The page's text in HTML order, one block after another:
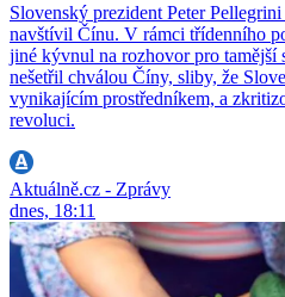
Slovenský prezident Peter
navštívil Čínu. V rámci třídenního
jiné kývnul na rozhovor pro
nešetřil chválou Číny, sliby, že
vynikajícím prostředníkem, a
revoluci.
Aktuálně.cz - Zprávy
dnes, 18:11